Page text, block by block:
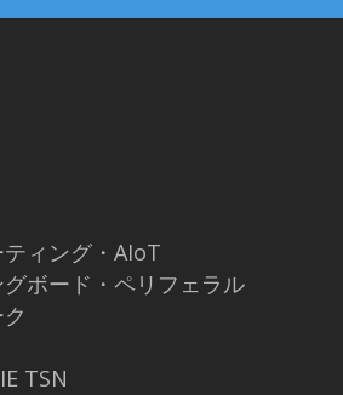
ィング・AIoT
ボード・ペリフェラル
TSN